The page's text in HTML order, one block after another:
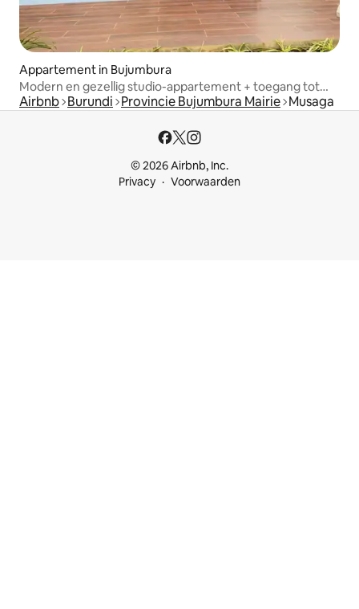
Appartement in Bujumbura
Modern en gezellig studio-appartement + toegang tot
zwembad en fitnessruimte
Airbnb Burundi Provincie Bujumbura Mairie Musaga
© 2026 Airbnb, Inc.
Privacy
Voorwaarden